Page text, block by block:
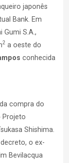
japonês
Bank. Em
Gumi S.A.,
2 a oeste do
conhecida
compra do
Projeto
Shishima.
o ex-
Bevilacqua